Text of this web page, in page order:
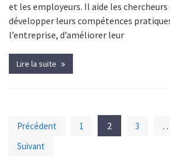
et les employeurs. Il aide les chercheurs
développer leurs compétences
l’entreprise, d’améliorer leur
Lire la suite
Navigation
des
Précédent 1 2 3
Suivant